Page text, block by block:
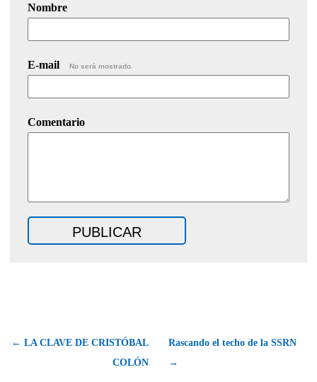
Nombre
E-mail No será mostrado.
Comentario
← LA CLAVE DE CRISTÓBAL
COLÓN
Rascando el techo de la SSRN
→